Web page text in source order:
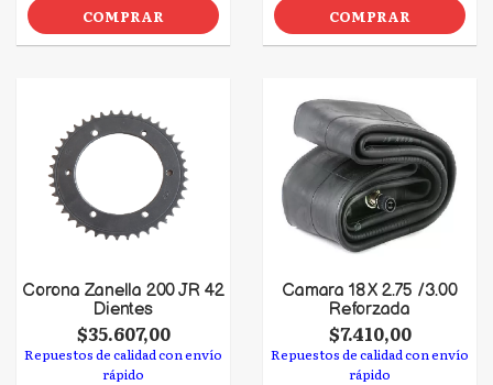
COMPRAR COMPRAR
Corona Zanella 200 JR 42
Dientes
$35.607,00
Repuestos de calidad con envío
rápido
Camara 18 X 2.75 /3.00
Reforzada
$7.410,00
Repuestos de calidad con envío
rápido